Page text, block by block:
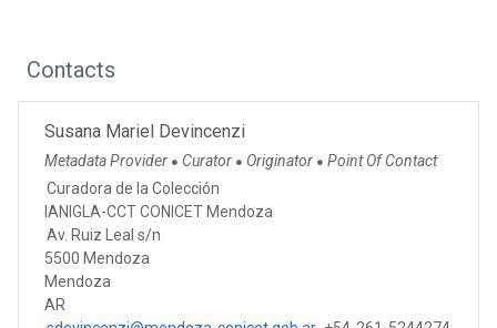
Contacts
Susana Mariel Devincenzi
Metadata Provider ● Curator ● Originator ● Point Of Contact
Curadora de la Colección
IANIGLA-CCT CONICET Mendoza
Av. Ruiz Leal s/n
5500 Mendoza
Mendoza
AR